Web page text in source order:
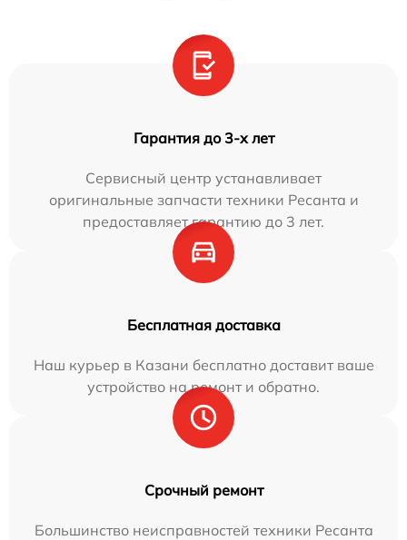
Гарантия до 3-х лет
Сервисный центр устанавливает
оригинальные запчасти техники Ресанта и
предоставляет гарантию до 3 лет.
Бесплатная доставка
Наш курьер в Казани бесплатно доставит ваше
устройство на ремонт и обратно.
Срочный ремонт
Большинство неисправностей техники Ресанта